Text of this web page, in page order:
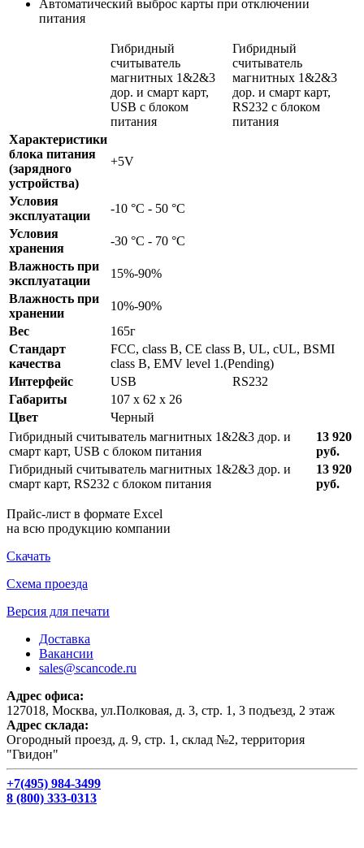
Автоматический выброс карты при отключении
питания
Гибридный
считыватель
магнитных 1&2&3
дор. и смарт карт,
USB с блоком
питания
Гибридный
считыватель
магнитных 1&2&3
дор. и смарт карт,
RS232 с блоком
питания
Характеристики
блока питания
(зарядного
устройства)
+5V
Условия
эксплуатации
-10 °С - 50 °С
Условия
хранения
-30 °С - 70 °С
Влажность при
эксплуатации
15%-90%
Влажность при
хранении
10%-90%
Вес
165г
Стандарт
качества
FCC, class B, CE class B, UL, cUL, BSMI
class B, EMV level 1.(Pending)
Интерфейс
USB
RS232
Габариты
107 x 62 x 26
Цвет
Черный
Гибридный считыватель магнитных 1&2&3 дор. и
смарт карт, USB с блоком питания
13 920
руб.
Гибридный считыватель магнитных 1&2&3 дор. и
смарт карт, RS232 с блоком питания
13 920
руб.
Прайс-лист в формате Excel
на всю продукцию компании
Скачать
Схема проезда
Версия для печати
Доставка
Вакансии
sales@scancode.ru
Адрес офиса:
127018, Москва, ул.Полковая, д. 3, стр. 1, 3 подъезд, 2 этаж
Адрес склада:
Огородный проезд, д. 9, стр. 1, склад №2, территория
"Гвидон"
+7(495) 984-3499
8 (800) 333-0313